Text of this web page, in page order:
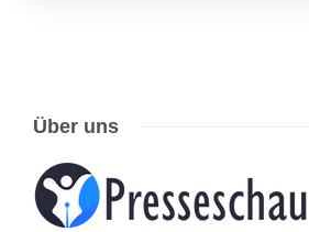
Über uns